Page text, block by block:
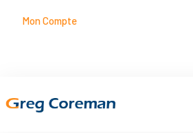
Mon Compte